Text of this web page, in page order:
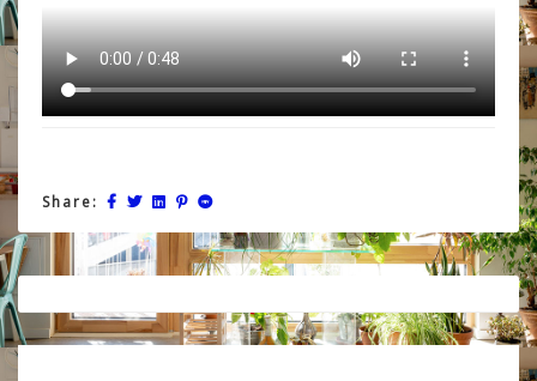
Share:
Post